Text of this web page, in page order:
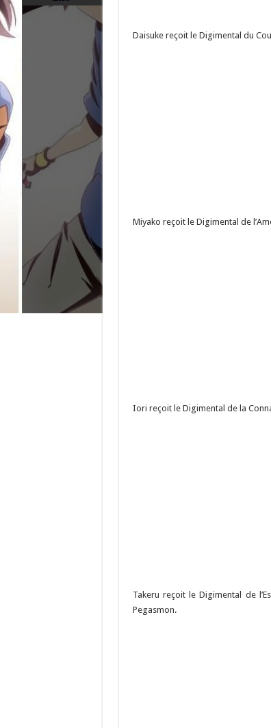
Daisuke reçoit le Digimental du
Miyako reçoit le Digimental de
Iori reçoit le Digimental de la
Takeru reçoit le Digimental de
Pegasmon.